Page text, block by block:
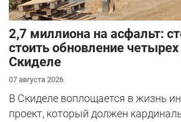
2,7 миллиона на асфальт:
стоить обновление четырех
Скиделе
07 августа 2026
В Скиделе воплощается в жизнь
проект, который должен